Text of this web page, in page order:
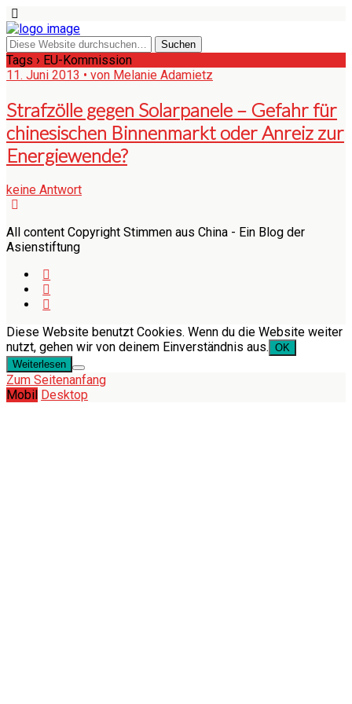
Tags › EU-Kommission
11. Juni 2013 • von Melanie Adamietz
Strafzölle gegen Solarpanele – Gefahr für
chinesischen Binnenmarkt oder Anreiz zur
Energiewende?
keine Antwort
All content Copyright Stimmen aus China - Ein Blog der
Asienstiftung
Diese Website benutzt Cookies. Wenn du die Website weiter
nutzt, gehen wir von deinem Einverständnis aus. OK
Weiterlesen
Zum Seitenanfang
Mobil Desktop